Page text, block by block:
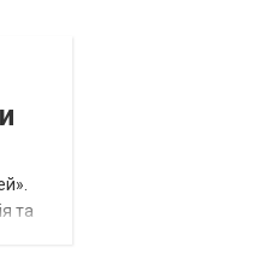
та